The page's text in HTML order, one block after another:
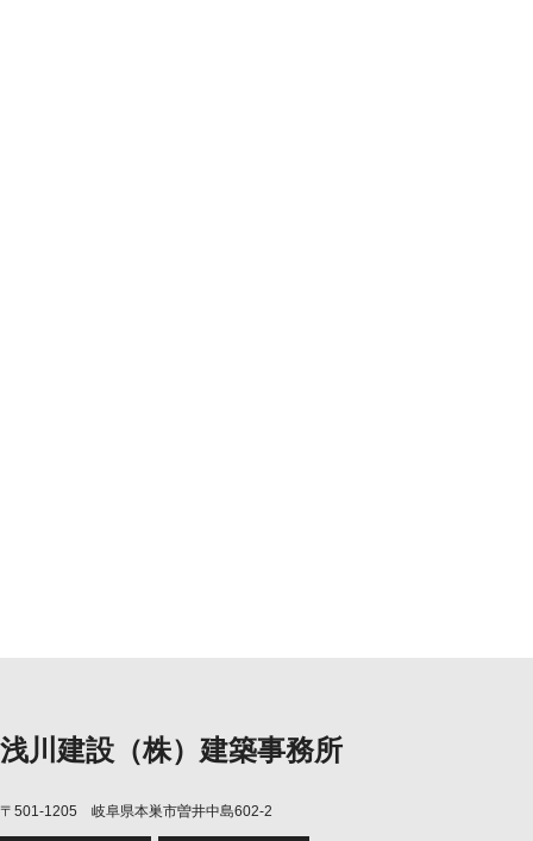
浅川建設（株）建築事務所
〒501-1205 岐阜県本巣市曽井中島602-2